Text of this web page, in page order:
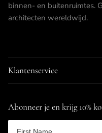
binnen- en buitenruimtes.
architecten wereldwijd.
Klantenservice
Abonneer je en krijg 10%